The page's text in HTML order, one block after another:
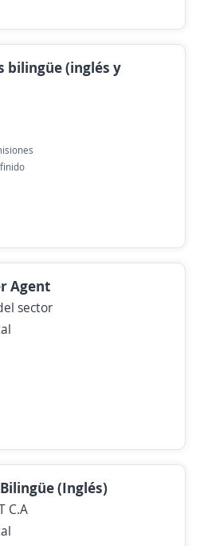
bilingüe (inglés y
Agent
sector
(Inglés)
C.A